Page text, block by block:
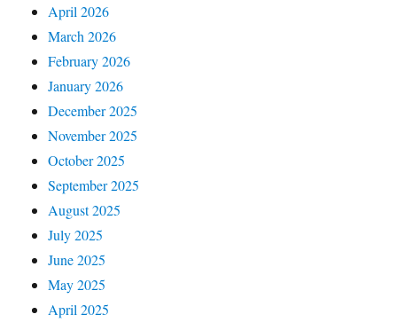
April 2026
March 2026
February 2026
January 2026
December 2025
November 2025
October 2025
September 2025
August 2025
July 2025
June 2025
May 2025
April 2025